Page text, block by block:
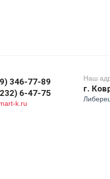
346-77-89
6-47-75
k.ru
Наш
г.